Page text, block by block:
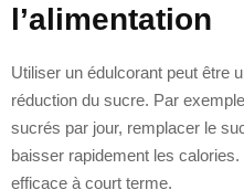
l’alimentation
Utiliser un édulcorant peut être
réduction du sucre. Par
sucrés par jour, remplacer le
baisser rapidement les
efficace à court terme.